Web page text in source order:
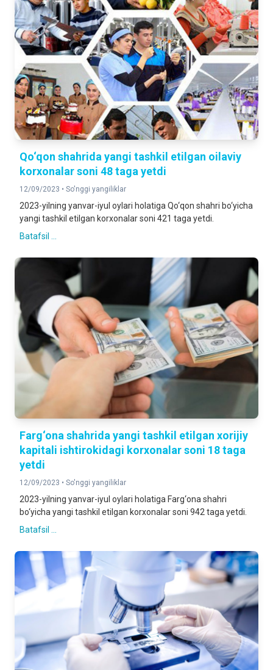
Qo‘qon shahrida yangi tashkil etilgan oilaviy
korxonalar soni 48 taga yetdi
12/09/2023 • So'nggi yangiliklar
2023-yilning yanvar-iyul oylari holatiga Qo‘qon shahri bo‘yicha
yangi tashkil etilgan korxonalar soni 421 taga yetdi.
Batafsil ...
Farg‘ona shahrida yangi tashkil etilgan xorijiy
kapitali ishtirokidagi korxonalar soni 18 taga
yetdi
12/09/2023 • So'nggi yangiliklar
2023-yilning yanvar-iyul oylari holatiga Farg‘ona shahri
bo‘yicha yangi tashkil etilgan korxonalar soni 942 taga yetdi.
Batafsil ...